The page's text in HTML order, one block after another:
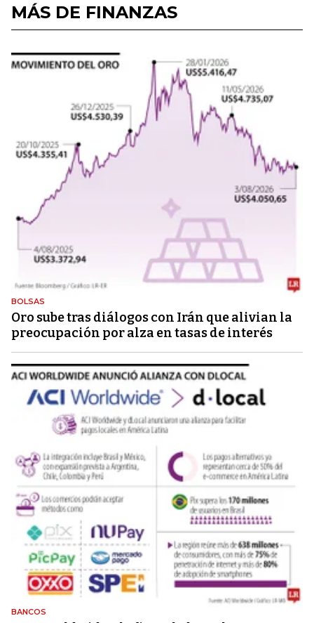
MÁS DE FINANZAS
BOLSAS
Oro sube tras diálogos con Irán que alivian la
preocupación por alza en tasas de interés
BANCOS